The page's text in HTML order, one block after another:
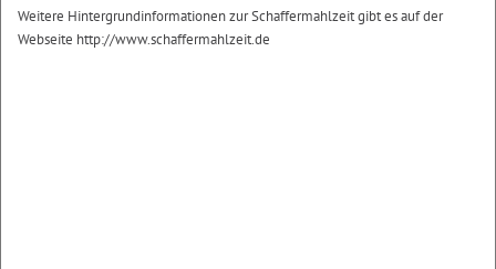
Weitere Hintergrundinformationen zur Schaffermahlzeit gibt es auf der
Webseite http://www.schaffermahlzeit.de